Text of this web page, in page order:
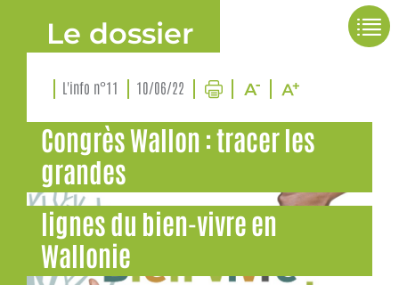
Le dossier
L'info n°11 10/06/22
Congrès Wallon : tracer les
grandes
lignes du bien-vivre en
Wallonie